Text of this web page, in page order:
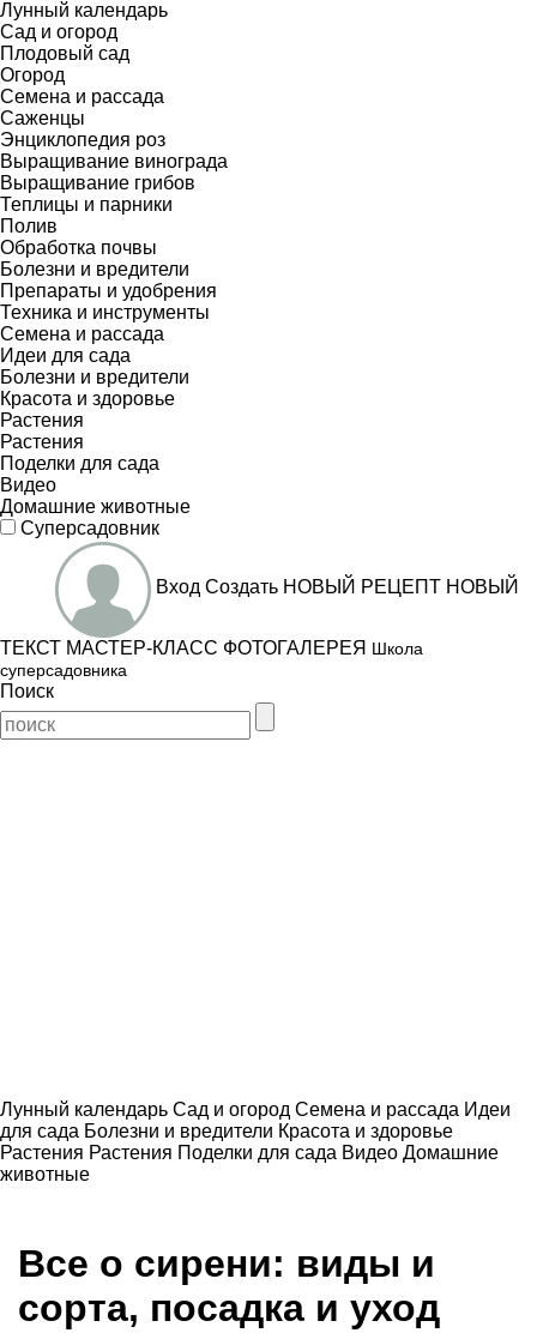
Лунный календарь
Сад и огород
Плодовый сад
Огород
Семена и рассада
Саженцы
Энциклопедия роз
Выращивание винограда
Выращивание грибов
Теплицы и парники
Полив
Обработка почвы
Болезни и вредители
Препараты и удобрения
Техника и инструменты
Семена и рассада
Идеи для сада
Болезни и вредители
Красота и здоровье
Растения
Растения
Поделки для сада
Видео
Домашние животные
Суперсадовник
Вход Создать НОВЫЙ РЕЦЕПТ НОВЫЙ
ТЕКСТ МАСТЕР-КЛАСС ФОТОГАЛЕРЕЯ Школа
суперсадовника
Поиск
Лунный календарь Сад и огород Семена и рассада Идеи
для сада Болезни и вредители Красота и здоровье
Растения Растения Поделки для сада Видео Домашние
животные
Все о сирени: виды и
сорта, посадка и уход